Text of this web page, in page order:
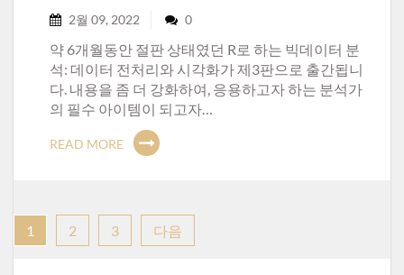
2월 09, 2022 0
약 6개월동안 절판 상태였던 R로 하는 빅데이터 분
석: 데이터 전처리와 시각화가 제3판으로 출간됩니
다. 내용을 좀 더 강화하여, 응용하고자 하는 분석가
의 필수 아이템이 되고자…
READ MORE
글
1 2 3 다음